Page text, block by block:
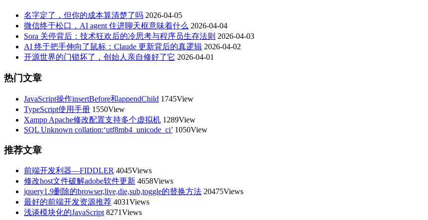
名字定了，但你的成本算清楚了吗 2026-04-05
微信终于松口，AI agent 住进聊天框意味着什么 2026-04-04
Sora 关停背后：技术狂欢后的冷思考与程序员生存法则 2026-04-03
AI 终于把手伸向了鼠标：Claude 更新背后的真逻辑 2026-04-02
开源世界的门锁坏了，创始人亲自修好了它 2026-04-01
热门文章
JavaScript操作insertBefore和appendChild 1745View
TypeScript使用手册 1550View
Xampp Apache修改配置支持多个虚拟机 1289View
SQL Unknown collation:‘utf8mb4_unicode_ci’ 1050View
推荐文章
前端开发利器—FIDDLER 4045Views
修改host文件破解adobe软件更新 4658Views
jquery1.9删除的browser,live,die,sub,toggle的替换方法 20475Views
最好的前端开发资源推荐 4031Views
浅谈模块化的JavaScript 8271Views